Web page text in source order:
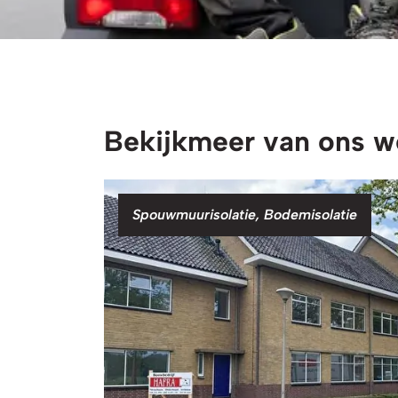
Bekijkmeer van ons
Categorie
Spouwmuurisolatie, Bodemisolatie